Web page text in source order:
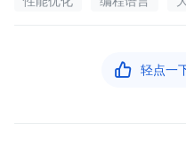
 轻点一